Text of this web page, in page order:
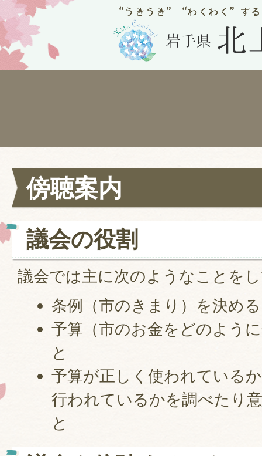
傍聴案内
議会の役割
議会では主に次のようなことを
条例（市のきまり）を決め
予算（市のお金をどのよう
と
予算が正しく使われている
行われているかを調べたり
と